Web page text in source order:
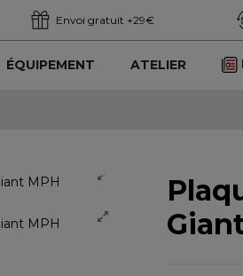
Envoi gratuit +29€
ÉQUIPEMENT ATELIER